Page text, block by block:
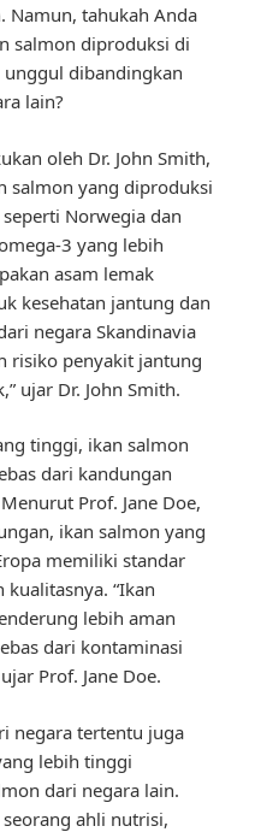
Namun, tahukah Anda
salmon diproduksi di
dibandingkan
lain?
oleh Dr. John Smith,
salmon yang diproduksi
Norwegia dan
3 yang lebih
asam lemak
kesehatan jantung dan
negara Skandinavia
risiko penyakit jantung
ujar Dr. John Smith.
tinggi, ikan salmon
dari kandungan
Prof. Jane Doe,
ikan salmon yang
memiliki standar
“Ikan
lebih aman
dari kontaminasi
Prof. Jane Doe.
negara tertentu juga
lebih tinggi
dari negara lain.
ahli nutrisi,